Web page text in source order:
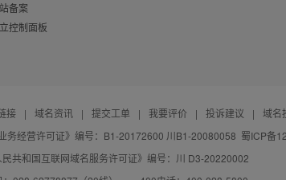
备案
控制面板
接 | 域名资讯 | 提交工单 | 我要评价 | 投诉建议 |
域名
务经营许可证》编号：B1-20172600 川B1-20080058 蜀ICP备
民共和国互联网域名服务许可证》编号：川 D3-20220002